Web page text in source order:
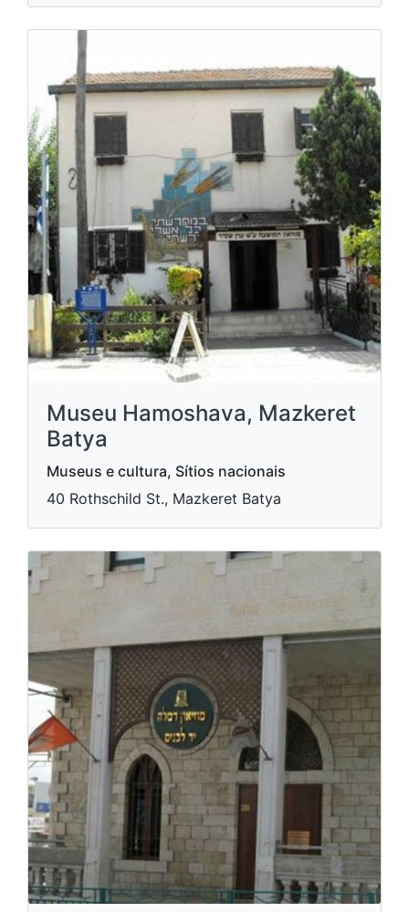
Museu Hamoshava, Mazkeret
Batya
Museus e cultura, Sítios nacionais
40 Rothschild St., Mazkeret Batya